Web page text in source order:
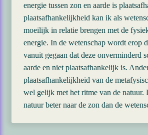
energie tussen zon en aarde is
plaatsafhankelijkheid kan ik als
moeilijk in relatie brengen met de
energie. In de wetenschap wordt erop
vanuit gegaan dat deze onverminderd
aarde en niet plaatsafhankelijk is.
plaatsafhankelijkheid van de
wel gelijk met het ritme van de natuur.
natuur beter naar de zon dan de